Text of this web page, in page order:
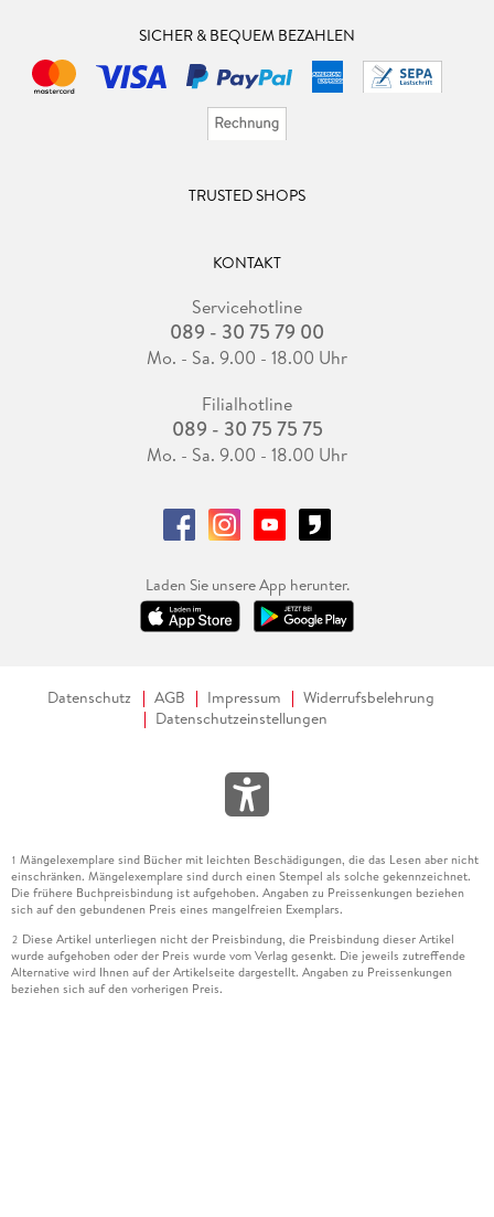
SICHER & BEQUEM BEZAHLEN
TRUSTED SHOPS
KONTAKT
Servicehotline
089 - 30 75 79 00
Mo. - Sa. 9.00 - 18.00 Uhr
Filialhotline
089 - 30 75 75 75
Mo. - Sa. 9.00 - 18.00 Uhr
Laden Sie unsere App herunter.
Datenschutz AGB Impressum
Widerrufsbelehrung
Datenschutzeinstellungen
1 Mängelexemplare sind Bücher mit leichten Beschädigungen, die das Lesen aber nicht
einschränken. Mängelexemplare sind durch einen Stempel als solche gekennzeichnet.
Die frühere Buchpreisbindung ist aufgehoben. Angaben zu Preissenkungen beziehen
sich auf den gebundenen Preis eines mangelfreien Exemplars.
2 Diese Artikel unterliegen nicht der Preisbindung, die Preisbindung dieser Artikel
wurde aufgehoben oder der Preis wurde vom Verlag gesenkt. Die jeweils zutreffende
Alternative wird Ihnen auf der Artikelseite dargestellt. Angaben zu Preissenkungen
beziehen sich auf den vorherigen Preis.